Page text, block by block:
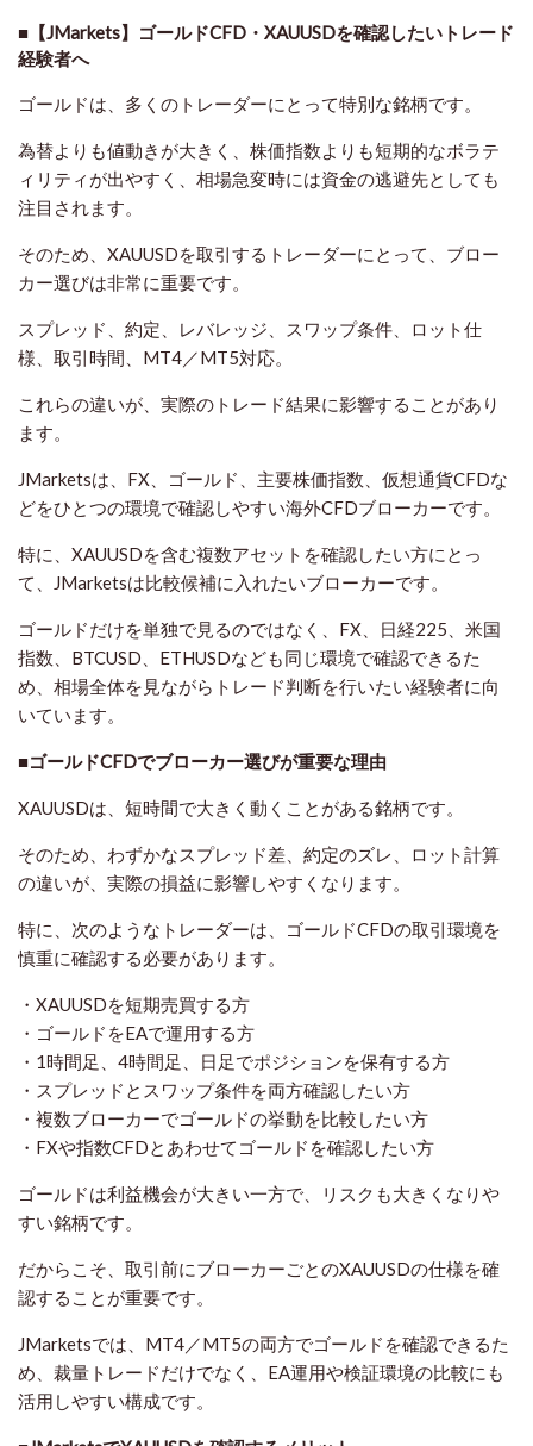
■【JMarkets】ゴールドCFD・XAUUSDを確認したいトレード
経験者へ
ゴールドは、多くのトレーダーにとって特別な銘柄です。
為替よりも値動きが大きく、株価指数よりも短期的なボラテ
ィリティが出やすく、相場急変時には資金の逃避先としても
注目されます。
そのため、XAUUSDを取引するトレーダーにとって、ブロー
カー選びは非常に重要です。
スプレッド、約定、レバレッジ、スワップ条件、ロット仕
様、取引時間、MT4／MT5対応。
これらの違いが、実際のトレード結果に影響することがあり
ます。
JMarketsは、FX、ゴールド、主要株価指数、仮想通貨CFDな
どをひとつの環境で確認しやすい海外CFDブローカーです。
特に、XAUUSDを含む複数アセットを確認したい方にとっ
て、JMarketsは比較候補に入れたいブローカーです。
ゴールドだけを単独で見るのではなく、FX、日経225、米国
指数、BTCUSD、ETHUSDなども同じ環境で確認できるた
め、相場全体を見ながらトレード判断を行いたい経験者に向
いています。
■ゴールドCFDでブローカー選びが重要な理由
XAUUSDは、短時間で大きく動くことがある銘柄です。
そのため、わずかなスプレッド差、約定のズレ、ロット計算
の違いが、実際の損益に影響しやすくなります。
特に、次のようなトレーダーは、ゴールドCFDの取引環境を
慎重に確認する必要があります。
・XAUUSDを短期売買する方
・ゴールドをEAで運用する方
・1時間足、4時間足、日足でポジションを保有する方
・スプレッドとスワップ条件を両方確認したい方
・複数ブローカーでゴールドの挙動を比較したい方
・FXや指数CFDとあわせてゴールドを確認したい方
ゴールドは利益機会が大きい一方で、リスクも大きくなりや
すい銘柄です。
だからこそ、取引前にブローカーごとのXAUUSDの仕様を確
認することが重要です。
JMarketsでは、MT4／MT5の両方でゴールドを確認できるた
め、裁量トレードだけでなく、EA運用や検証環境の比較にも
活用しやすい構成です。